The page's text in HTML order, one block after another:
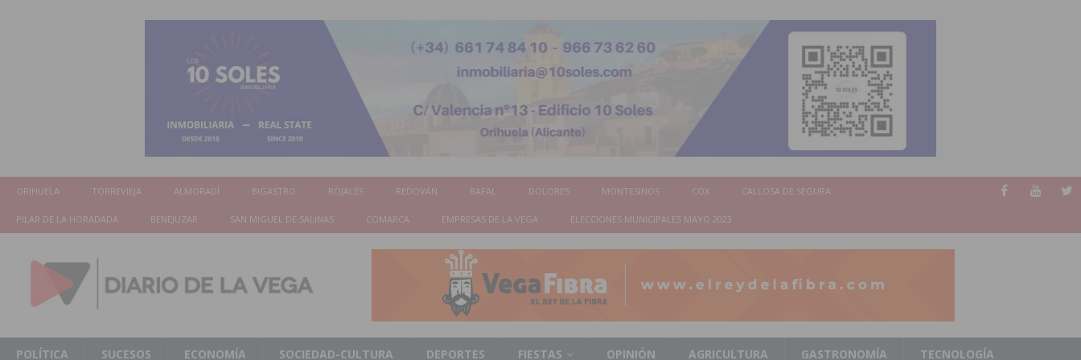
ORIHUELA TORREVIEJA ALMORADÍ BIGASTRO ROJALES REDOVÁN RAFAL DOLORES MONTESINOS COX CALLOSA DE SEGURA
PILAR DE LA HORADADA BENEJUZAR SAN MIGUEL DE SALINAS COMARCA EMPRESAS DE LA VEGA ELECCIONES MUNICIPALES MAYO 2023
POLÍTICA SUCESOS ECONOMÍA SOCIEDAD-CULTURA DEPORTES FIESTAS OPINIÓN AGRICULTURA GASTRONOMÍA TECNOLOGÍA